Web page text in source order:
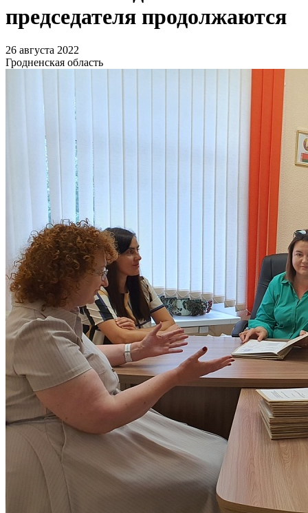
председателя продолжаются
26 августа 2022
Гродненская область